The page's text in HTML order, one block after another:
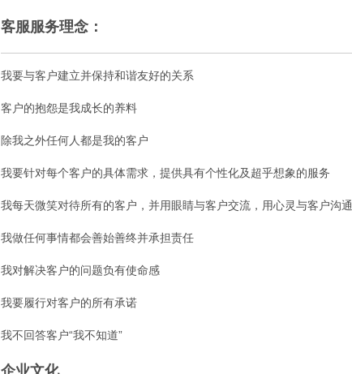
客服服务理念：
我要与客户建立并保持和谐友好的关系
客户的抱怨是我成长的养料
除我之外任何人都是我的客户
我要针对每个客户的具体需求，提供具有个性化及超乎想象的服务
我每天微笑对待所有的客户，并用眼睛与客户交流，用心灵与客户沟通
我做任何事情都会善始善终并承担责任
我对解决客户的问题负有使命感
我要履行对客户的所有承诺
我不回答客户“我不知道”
企业文化